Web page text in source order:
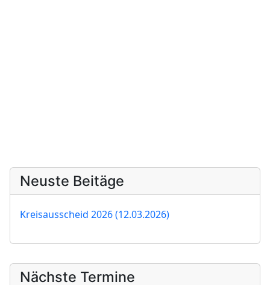
Nächste Termine
Neuste Beitäge
Kreisausscheid 2026 (12.03.2026)